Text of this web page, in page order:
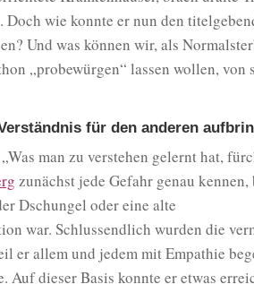
wie konnte er nun den
Und was können wir, als
„probewürgen“ lassen wollen, von
für den anderen
man zu verstehen gelernt hat,
zunächst jede Gefahr genau kennen,
Dschungel oder eine alte
war. Schlussendlich wurden die
er allem und jedem mit Empathie
Auf dieser Basis konnte er etwas